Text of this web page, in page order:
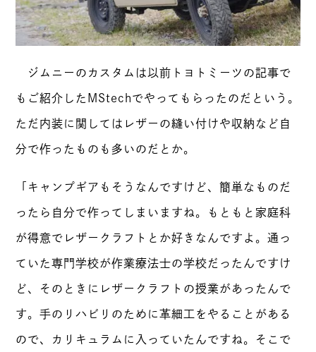
ジムニーのカスタムは以前トヨトミーツの記事で
もご紹介したMStechでやってもらったのだという。
ただ内装に関してはレザーの縫い付けや収納など自
分で作ったものも多いのだとか。
「キャンプギアもそうなんですけど、簡単なものだ
ったら自分で作ってしまいますね。もともと家庭科
が得意でレザークラフトとか好きなんですよ。通っ
ていた専門学校が作業療法士の学校だったんですけ
ど、そのときにレザークラフトの授業があったんで
す。手のリハビリのために革細工をやることがある
ので、カリキュラムに入っていたんですね。そこで